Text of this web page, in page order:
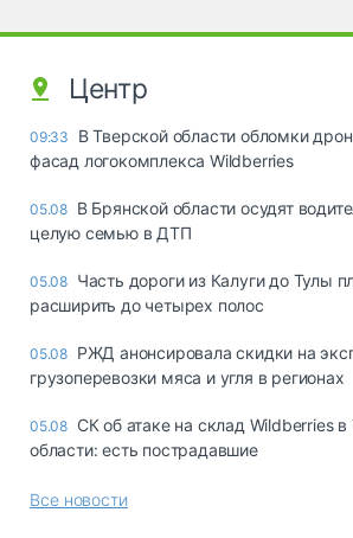
Центр
09:33
В Тверской области обломки
фасад логокомплекса Wildberries
05.08 В Брянской области осудят
целую семью в ДТП
05.08 Часть дороги из Калуги до Тулы
расширить до четырех полос
05.08 РЖД анонсировала скидки на
грузоперевозки мяса и угля в регионах
05.08 СК об атаке на склад Wildberries в
области: есть пострадавшие
Все новости